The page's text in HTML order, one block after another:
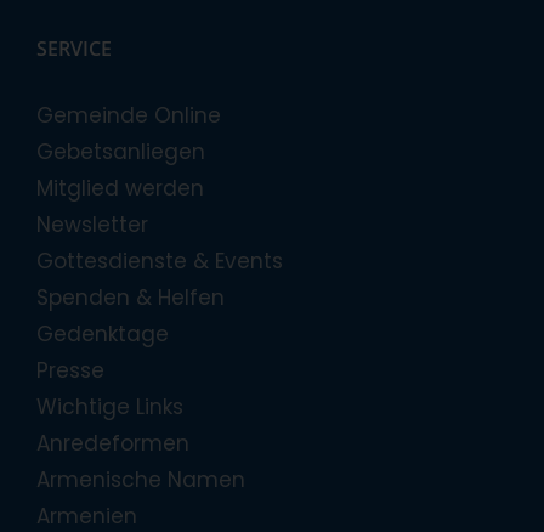
SERVICE
Gemeinde Online
Gebetsanliegen
Mitglied werden
Newsletter
Gottesdienste & Events
Spenden & Helfen
Gedenktage
Presse
Wichtige Links
Anredeformen
Armenische Namen
Armenien